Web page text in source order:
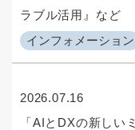
インフォメーション
ラブル活用』など
2026.07.16
「AIとDXの新しい